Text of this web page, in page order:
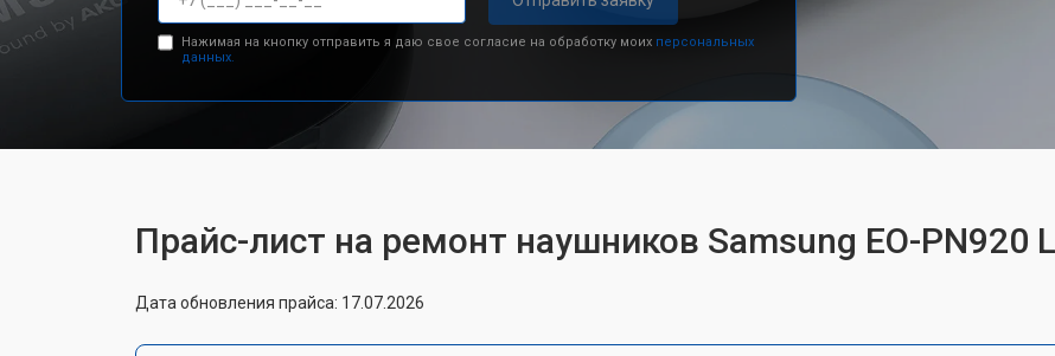
Нажимая на кнопку отправить я даю свое согласие на обработку моих персональных
данных.
Прайс-лист на ремонт наушников Samsung EO-PN920
Дата обновления прайса: 17.07.2026